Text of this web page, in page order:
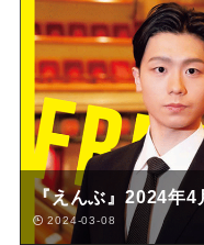
『えんぶ』2024年4
2024-03-08